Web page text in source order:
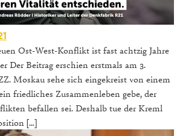
Ost-West-Konflikt ist fast achtzig Jahre
Der Beitrag erschien erstmals am 3.
Moskau sehe sich eingekreist von einem
friedliches Zusammenleben gebe, der
befallen sei. Deshalb tue der Kreml
[…]